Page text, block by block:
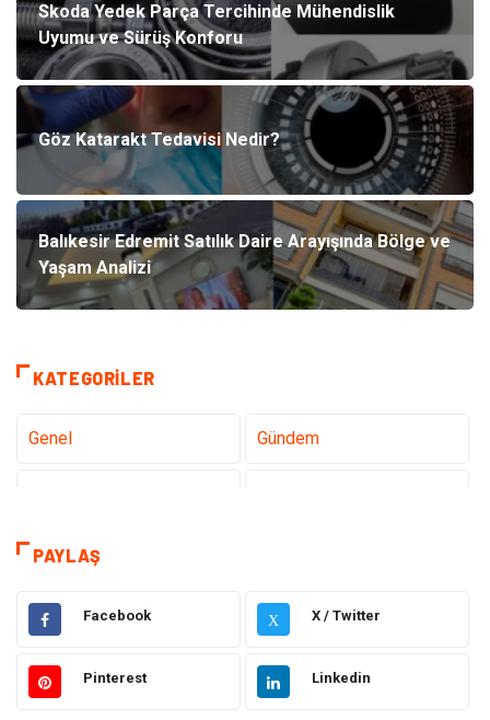
Skoda Yedek Parça Tercihinde Mühendislik
Uyumu ve Sürüş Konforu
Göz Katarakt Tedavisi Nedir?
Balıkesir Edremit Satılık Daire Arayışında Bölge ve
Yaşam Analizi
KATEGORILER
Genel Gündem
Teknoloji & İnternet
Elektrik & Elektronik Eğitim
Gıda Estetik ve Güzellik
PAYLAŞ
Facebook X X / Twitter
Pinterest Linkedin